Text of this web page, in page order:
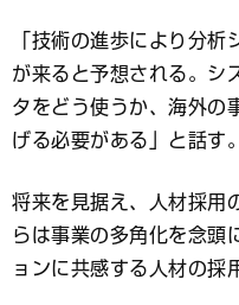
「技術の進歩により分
が来ると予想される。シ
タをどう使うか、海外の
げる必要がある」と話す。
将来を見据え、人材採用
らは事業の多角化を念頭
ョンに共感する人材の採